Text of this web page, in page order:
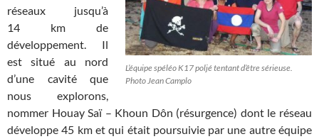
L’équipe spéléo K17 poljé tentant d’être sérieuse.
Photo Jean Camplo
réseaux jusqu’à
14 km de
développement. Il
est situé au nord
d’une cavité que
nous explorons,
nommer Houay Saï – Khoun Dôn (résurgence) dont le réseau
développe 45 km et qui était poursuivie par une autre équipe